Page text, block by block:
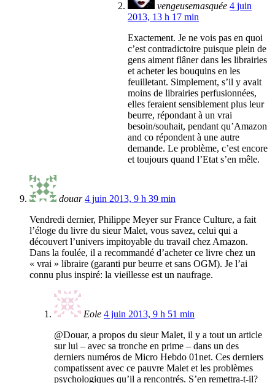
vengeusemasquée 4 juin
2013, 13 h 17 min
Exactement. Je ne vois pas en quoi
c’est contradictoire puisque plein de
gens aiment flâner dans les librairies
et acheter les bouquins en les
feuilletant. Simplement, s’il y avait
moins de librairies perfusionnées,
elles feraient sensiblement plus leur
beurre, répondant à un vrai
besoin/souhait, pendant qu’Amazon
and co répondent à une autre
demande. Le problème, c’est encore
et toujours quand l’Etat s’en mêle.
douar 4 juin 2013, 9 h 39 min
Vendredi dernier, Philippe Meyer sur France Culture, a fait
l’éloge du livre du sieur Malet, vous savez, celui qui a
découvert l’univers impitoyable du travail chez Amazon.
Dans la foulée, il a recommandé d’acheter ce livre chez un
« vrai » libraire (garanti pur beurre et sans OGM). Je l’ai
connu plus inspiré: la vieillesse est un naufrage.
Eole 4 juin 2013, 9 h 51 min
@Douar, a propos du sieur Malet, il y a tout un article
sur lui – avec sa tronche en prime – dans un des
derniers numéros de Micro Hebdo 01net. Ces derniers
compatissent avec ce pauvre Malet et les problèmes
psychologiques qu’il a rencontrés. S’en remettra-t-il?